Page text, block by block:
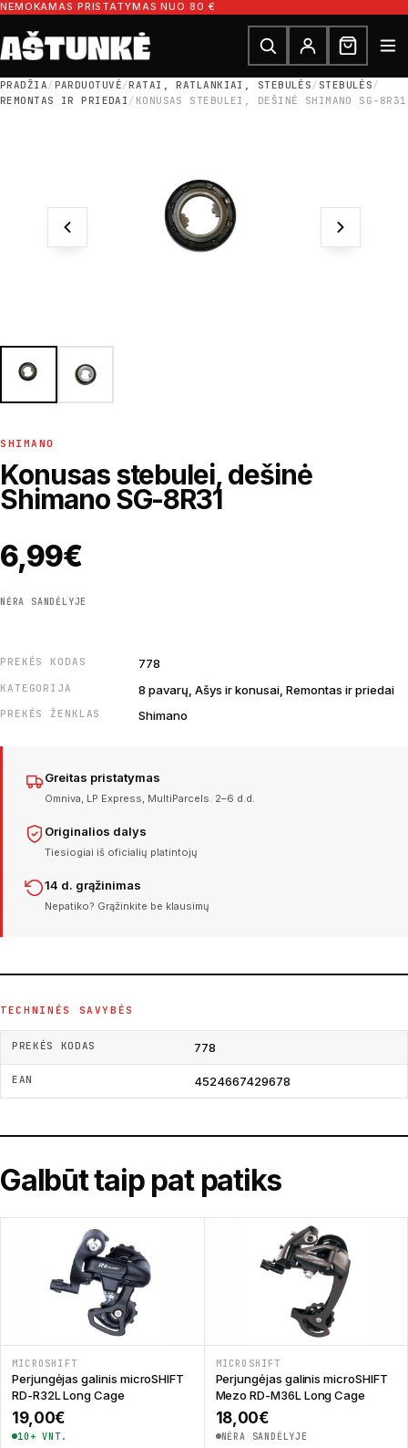
Pereiti prie turinio
NEMOKAMAS PRISTATYMAS NUO 80 €
Ieškoti dalių
Ieškoti
PRADŽIA/PARDUOTUVĖ/RATAI, RATLANKIAI, STEBULĖS/ STEBULĖS/
REMONTAS IR PRIEDAI / KONUSAS STEBULEI, DEŠINĖ SHIMANO SG-8R31
SHIMANO
Konusas stebulei, dešinė
Shimano SG-8R31
6,99€
NĖRA SANDĖLYJE
PREKĖS KODAS 778
KATEGORIJA 8 pavarų, Ašys ir konusai, Remontas ir priedai
PREKĖS ŽENKLAS Shimano
Greitas pristatymas
Omniva, LP Express, MultiParcels. 2–6 d.d.
Originalios dalys
Tiesiogiai iš oficialių platintojų
14 d. grąžinimas
Nepatiko? Grąžinkite be klausimų
TECHNINĖS SAVYBĖS
PREKĖS KODAS 778
EAN 4524667429678
Galbūt taip pat patiks
MICROSHIFT
Perjungėjas galinis microSHIFT
RD-R32L Long Cage
19,00€
10+ VNT.
MICROSHIFT
Perjungėjas galinis microSHIFT
Mezo RD-M36L Long Cage
18,00€
NĖRA SANDĖLYJE